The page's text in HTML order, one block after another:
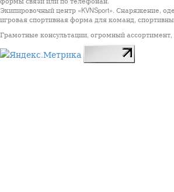
Экипировочный центр «KVNSport». Снаряжение,
игровая спортивная форма для команд,
Грамотные консультации, огромный ассортимент,